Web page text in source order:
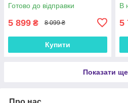
Готово до відправки
5 899 ₴ 8 099 ₴
Купити
В
5
Показати ще